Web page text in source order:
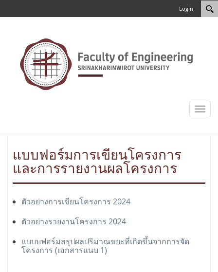
Login
Toggle
แบบฟอร์มการเขียนโครงการ
และการรายงานผลโครงการ
ตัวอย่างการเขียนโครงการ 2024
ตัวอย่างรายงานโครงการ 2024
แบบบฟอร์มสรุปผลปริมาณขยะที่เกิดขึ้นจากการจัด
โครงการ (เอกสารแนบ 1)